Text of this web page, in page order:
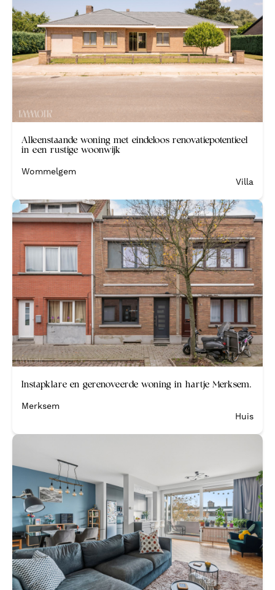
Alleenstaande woning met eindeloos renovatiepotentieel
in een rustige woonwijk
Wommelgem
Villa
Instapklare en gerenoveerde woning in hartje Merksem.
Merksem
Huis